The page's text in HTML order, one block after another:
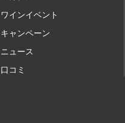
ワインイベント
キャンペーン
ニュース
口コミ